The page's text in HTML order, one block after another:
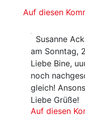
Auf diesen
Susanne
am Sonntag,
Liebe Bine,
noch
gleich!
Liebe Grüße!
Auf diesen